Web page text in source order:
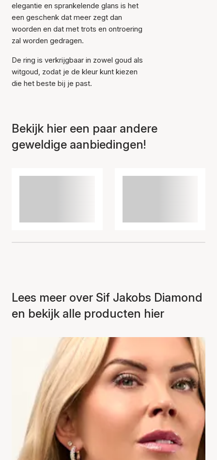
elegantie en sprankelende glans is het
een geschenk dat meer zegt dan
woorden en dat met trots en ontroering
zal worden gedragen.
De ring is verkrijgbaar in zowel goud als
witgoud, zodat je de kleur kunt kiezen
die het beste bij je past.
Bekijk hier een paar andere
geweldige aanbiedingen!
Lees meer over Sif Jakobs Diamond
en bekijk alle producten hier